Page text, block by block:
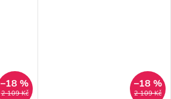
2 109 Kč
–18 %
2 109 Kč
–18 %